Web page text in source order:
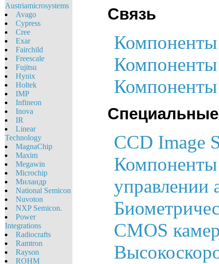
Austriamicrosystems
Avago
Cypress
Cree
Exar
Fairchild
Freescale
Fujitsu
Hynix
Holtek
IMP
Infineon
Inova
IR
Linear
Technology
MagnaChip
Maxim
Megawin
Microchip
Миландр
National Semicon
Nuvoton
NXP Semicon.
Power
Integrations
Radiocrafts
Ramtron
Rayson
ROHM
Cвязь
Компоненты
CCD Image
управлении
CMOS